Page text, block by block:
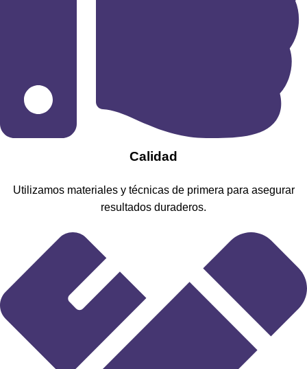
Calidad
Utilizamos materiales y técnicas de primera para asegurar
resultados duraderos.